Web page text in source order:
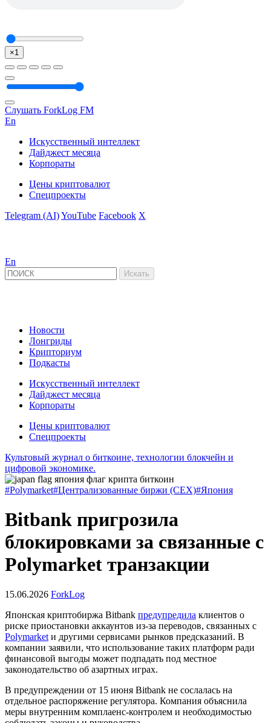
×1
Слушать ForkLog FM
En
Искусственный интеллект
Дайджест месяца
Корпораты
Цены криптовалют
Спецпроекты
Telegram (AI)YouTube Facebook X
En
Новости
Лонгриды
Крипториум
Подкасты
Искусственный интеллект
Дайджест месяца
Корпораты
Цены криптовалют
Спецпроекты
Культовый журнал о биткоине, технологии блокчейн и
цифровой экономике.
#Polymarket#Централизованные биржи (CEX)#Япония
Bitbank пригрозила
блокировками за связанные с
Polymarket транзакции
15.06.2026 ForkLog
Японская криптобиржа Bitbank предупредила клиентов о
риске приостановки аккаунтов из-за переводов, связанных с
Polymarket и другими сервисами рынков предсказаний. В
компании заявили, что использование таких платформ ради
финансовой выгоды может подпадать под местное
законодательство об азартных играх.
В предупреждении от 15 июня Bitbank не сослалась на
отдельное распоряжение регулятора. Компания объяснила
меры внутренним комплаенс-контролем и необходимостью